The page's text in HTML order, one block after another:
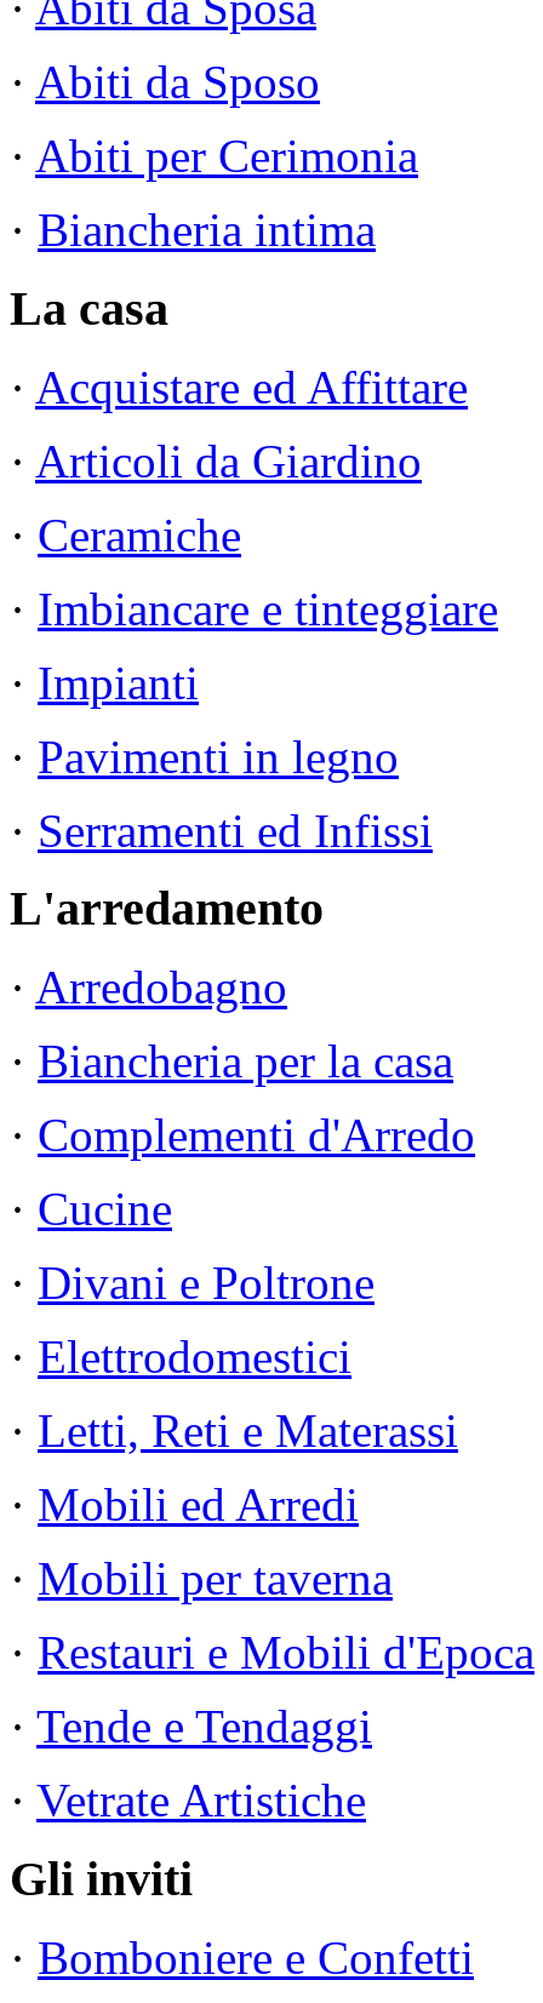
· Abiti da Sposo
· Abiti per Cerimonia
· Biancheria intima
La casa
· Acquistare ed Affittare
· Articoli da Giardino
· Ceramiche
· Imbiancare e tinteggiare
· Impianti
· Pavimenti in legno
· Serramenti ed Infissi
L'arredamento
· Arredobagno
· Biancheria per la casa
· Complementi d'Arredo
· Cucine
· Divani e Poltrone
· Elettrodomestici
· Letti, Reti e Materassi
· Mobili ed Arredi
· Mobili per taverna
· Restauri e Mobili d'Epoca
· Tende e Tendaggi
· Vetrate Artistiche
Gli inviti
· Bomboniere e Confetti